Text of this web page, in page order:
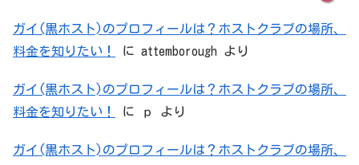
ガイ(黒ホスト)のプロフィールは？ホストクラブの場所、
料金を知りたい！
に attemborough より
ガイ(黒ホスト)のプロフィールは？ホストクラブの場所、
料金を知りたい！
に ｐ より
ガイ(黒ホスト)のプロフィールは？ホストクラブの場所、